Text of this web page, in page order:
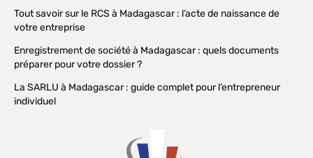
Tout savoir sur le RCS à Madagascar : l’acte de naissance de
votre entreprise
Enregistrement de société à Madagascar : quels documents
préparer pour votre dossier ?
La SARLU à Madagascar : guide complet pour l’entrepreneur
individuel